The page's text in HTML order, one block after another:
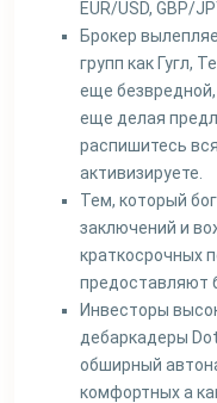
EUR/USD, GBP/
Брокер
групп как Гугл,
еще
еще делая
распишитесь
активизируете.
Тем, который
заключений и
краткосрочных
предоставляют
Инвесторы
дебаркадеры
обширный
комфортных а